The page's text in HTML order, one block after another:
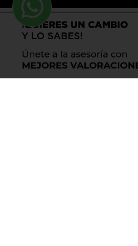
Llama al 900 730 037
Asesoría emprendedores